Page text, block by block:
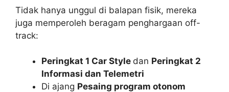
Tidak hanya unggul di balapan fisik, mereka
juga memperoleh beragam penghargaan off-
track:
Peringkat 1 Car Style dan Peringkat 2
Informasi dan Telemetri
Di ajang Pesaing program otonom